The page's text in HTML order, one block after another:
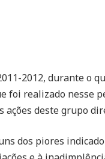
2012, durante o
foi realizado nesse
ações deste grupo
dos piores